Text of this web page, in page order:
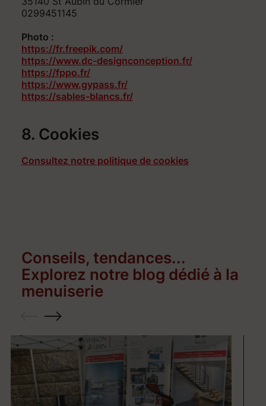
0299451145
Photo :
https://fr.freepik.com/
https://www.dc-designconception.fr/
https://fppo.fr/
https://www.gypass.fr/
https://sables-blancs.fr/
8. Cookies
Consultez notre politique de cookies
Conseils, tendances...
Explorez notre blog dédié à la
menuiserie